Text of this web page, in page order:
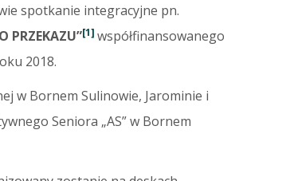
spotkanie integracyjne pn.
PRZEKAZU”[1] współfinansowanego
2018.
w Bornem Sulinowie, Jarominie i
Seniora „AS” w Bornem